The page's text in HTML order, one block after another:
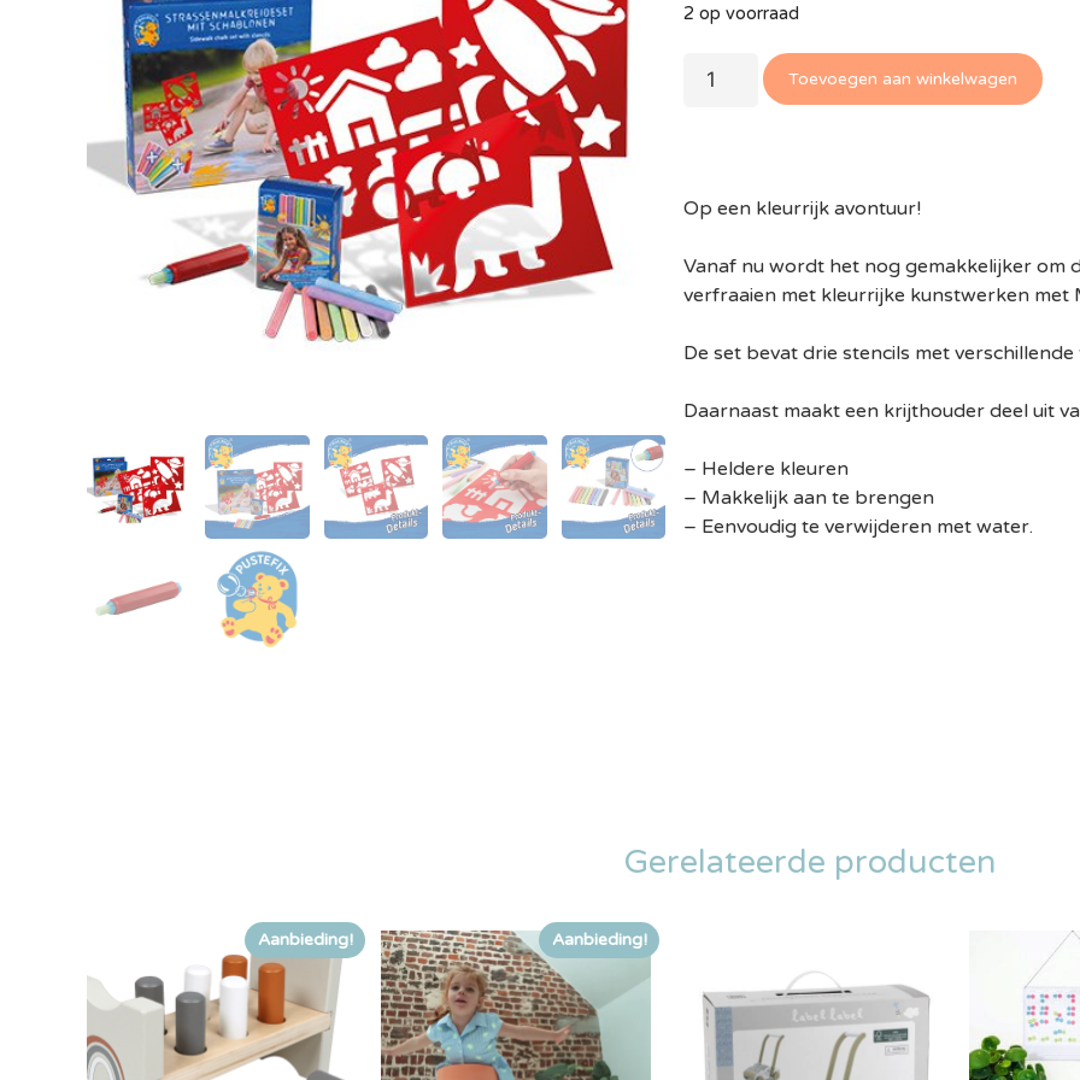
2 op voorraad
Toevoegen aan winkelwagen
Op een kleurrijk avontuur!
Vanaf nu wordt het nog gemakkelijker om
verfraaien met kleurrijke kunstwerken met
De set bevat drie stencils met
Daarnaast maakt een krijthouder deel uit
– Heldere kleuren
– Makkelijk aan te brengen
– Eenvoudig te verwijderen met water.
Gerelateerde producten
Aanbieding! Aanbieding!